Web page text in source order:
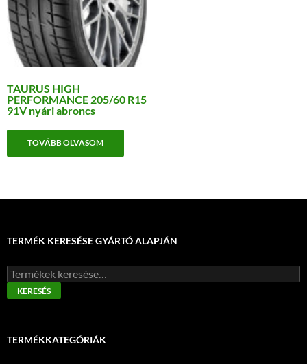
TAURUS HIGH
PERFORMANCE 205/60 R15
91V nyári abroncs
TOVÁBB OLVASOM
TERMÉK KERESÉSE GYÁRTÓ ALAPJÁN
Keresés
a
következőre:
KERESÉS
TERMÉKKATEGÓRIÁK